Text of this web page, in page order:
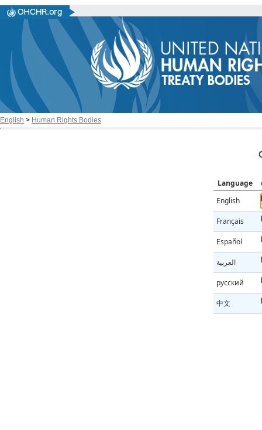
English > Human Rights Bodies
Language
English
Français
Español
العربية
русский
中文